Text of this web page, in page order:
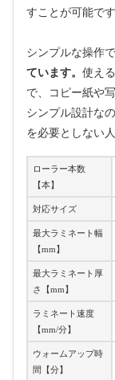
すことが可能です
シンプルな操作で
ています。 使え
で、コピー紙や
シンプル設計な
を必要としない
ローラー本数
【本】
対応サイズ
最大ラミネート幅
【mm】
最大ラミネート厚
さ【mm】
ラミネート速度
【mm/分】
ウォームアップ時
間【分】